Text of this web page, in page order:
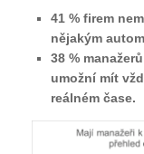
41 % firem
nějakým
38 %
umožní mít
reálném čase.